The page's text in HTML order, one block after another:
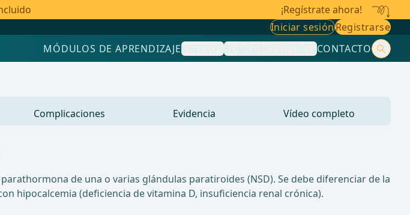
¡Regístrate ahora!
Iniciar sesiónRegistrarse
MÓDULOS DE APRENDIZAJEPRECIOSSOBRE NOSOTROSCONTACTO
Complicaciones Evidencia Vídeo completo
de una o varias glándulas paratiroides (NSD). Se debe diferenciar de la
hipocalcemia (deficiencia de vitamina D, insuficiencia renal crónica).